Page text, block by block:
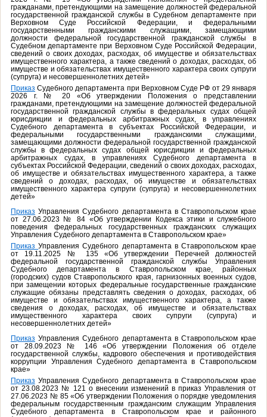
гражданами, претендующими на замещение должностей федеральной
государственной гражданской службы в Судебном департаменте при
Верховном Суде Российской Федерации, и федеральными
государственными гражданскими служащими, замещающими
должности федеральной государственной гражданской службы в
Судебном департаменте при Верховном Суде Российской Федерации,
сведений о своих доходах, расходах, об имуществе и обязательствах
имущественного характера, а также сведений о доходах, расходах, об
имуществе и обязательствах имущественного характера своих супруги
(супруга) и несовершеннолетних детей»
Приказ Судебного департамента при Верховном Суде РФ от 29 января
2026 г. № 20 «Об утверждении Положения о представлении
гражданами, претендующими на замещение должностей федеральной
государственной гражданской службы в федеральных судах общей
юрисдикции и федеральных арбитражных судах, в управлениях
Судебного департамента в субъектах Российской Федерации, и
федеральными государственными гражданскими служащими,
замещающими должности федеральной государственной гражданской
службы в федеральных судах общей юрисдикции и федеральных
арбитражных судах, в управлениях Судебного департамента в
субъектах Российской Федерации, сведений о своих доходах, расходах,
об имуществе и обязательствах имущественного характера, а также
сведений о доходах, расходах, об имуществе и обязательствах
имущественного характера супруги (супруга) и несовершеннолетних
детей»
Приказ Управления Судебного департамента в Ставропольском крае
от 27.06.2023 № 84 «Об утверждении Кодекса этики и служебного
поведения федеральных государственных гражданских служащих
Управления Судебного департамента в Ставропольском крае»
ПриказУправления Судебного департамента в Ставропольском крае
от 19.11.2025 № 135 «Об утверждении Перечней должностей
федеральной государственной гражданской службы Управления
Судебного департамента в Ставропольском крае, районных
(городских) судов Ставропольского края, гарнизонных военных судов,
при замещении которых федеральные государственные гражданские
служащие обязаны представлять сведения о доходах, расходах, об
имуществе и обязательствах имущественного характера, а также
сведения о доходах, расходах, об имуществе и обязательствах
имущественного характера своих супруги (супруга) и
несовершеннолетних детей»
Приказ Управления Судебного департамента в Ставропольском крае
от 28.09.2023 № 146 «Об утверждении Положения об отделе
государственной службы, кадрового обеспечения и противодействия
коррупции Управления Судебного департамента в Ставропольском
крае»
Приказ Управления Судебного департамента в Ставропольском крае
от 23.08.2023 № 121 о внесении изменений в приказ Управления от
27.06.2023 № 85 «Об утверждении Положения о порядке уведомления
федеральным государственным гражданским служащим Управления
Судебного департамента в Ставропольском крае и районного